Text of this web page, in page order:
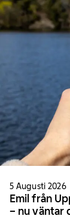
5 Augusti 2026
Emil från
– nu väntar